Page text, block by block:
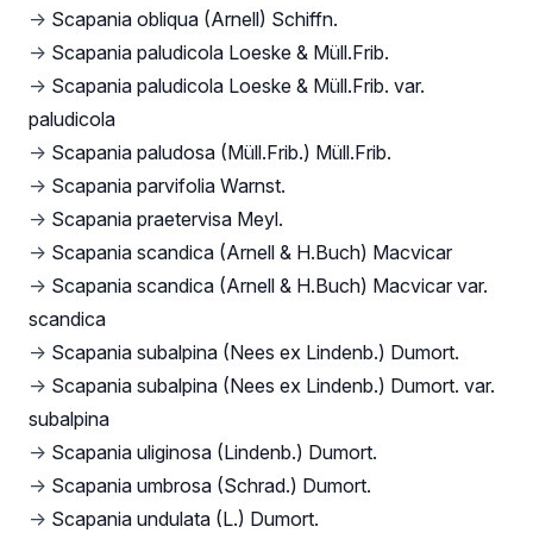
→ Scapania obliqua (Arnell) Schiffn.
→ Scapania paludicola Loeske & Müll.Frib.
→ Scapania paludicola Loeske & Müll.Frib. var.
paludicola
→ Scapania paludosa (Müll.Frib.) Müll.Frib.
→ Scapania parvifolia Warnst.
→ Scapania praetervisa Meyl.
→ Scapania scandica (Arnell & H.Buch) Macvicar
→ Scapania scandica (Arnell & H.Buch) Macvicar var.
scandica
→ Scapania subalpina (Nees ex Lindenb.) Dumort.
→ Scapania subalpina (Nees ex Lindenb.) Dumort. var.
subalpina
→ Scapania uliginosa (Lindenb.) Dumort.
→ Scapania umbrosa (Schrad.) Dumort.
→ Scapania undulata (L.) Dumort.